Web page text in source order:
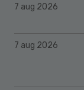
7 aug 2026
7 aug 2026